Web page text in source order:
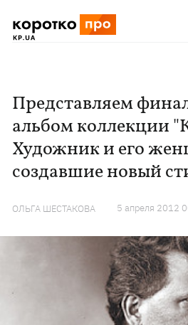
Представляем
альбом коллекции
Художник и его
создавшие новый
ОЛЬГА ШЕСТАКОВА 5 апреля 2012